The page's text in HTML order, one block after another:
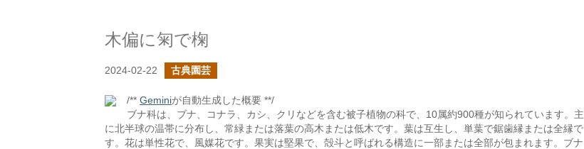
木偏に匊で椈
2024-02-22 古典園芸
/** Geminiが自動生成した概要 **/
ブナ科は、ブナ、コナラ、カシ、クリなどを含む被子植物の科で、10属約900種が知られています。主
に北半球の温帯に分布し、常緑または落葉の高木または低木です。葉は互生し、単葉で鋸歯縁または全縁で
す。花は単性花で、風媒花です。果実は堅果で、殻斗と呼ばれる構造に一部または全部が包まれます。ブナ